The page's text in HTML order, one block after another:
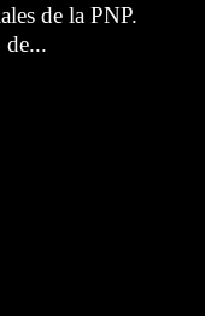
de la PNP.
de...